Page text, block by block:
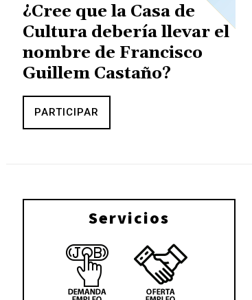
¿Cree que la Casa de
Cultura debería llevar el
nombre de Francisco
Guillem Castaño?
PARTICIPAR
Servicios